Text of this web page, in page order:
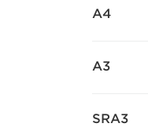
A4
A3
SRA3